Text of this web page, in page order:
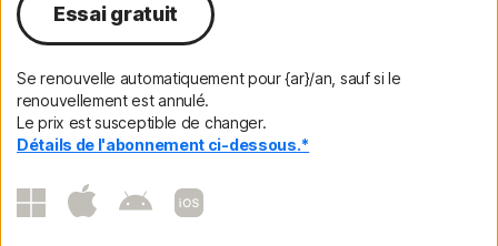
Essai gratuit
Se renouvelle automatiquement pour {ar}/an, sauf si le
renouvellement est annulé.
Le prix est susceptible de changer.
Détails de l'abonnement ci-dessous.*